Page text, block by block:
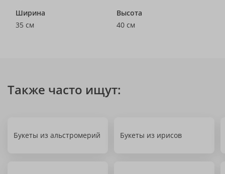
Ширина
35 см
Высота
40 см
Также часто ищут:
Букеты из альстромерий Букеты из ирисов